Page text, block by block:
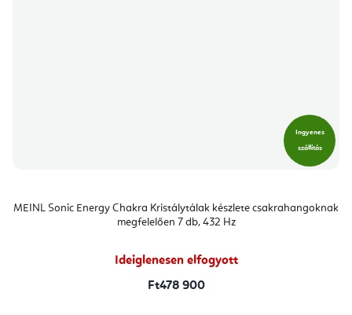
Ingyenes
szállítás
MEINL Sonic Energy Chakra Kristálytálak készlete csakrahangoknak
megfelelően 7 db, 432 Hz
Ideiglenesen elfogyott
Ft478 900